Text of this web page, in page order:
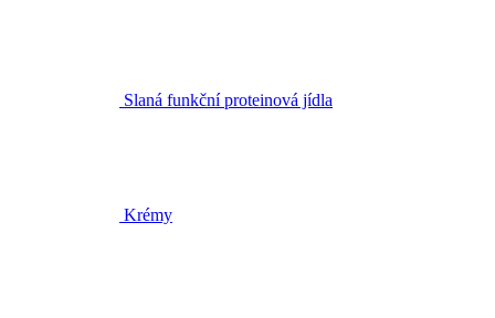
Slaná funkční proteinová jídla
Krémy